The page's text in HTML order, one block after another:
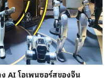
AI โอเพนซอร์สของจีน